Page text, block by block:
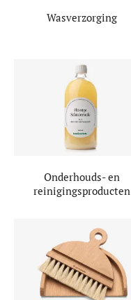
Wasverzorging
Onderhouds- en
reinigingsproducten